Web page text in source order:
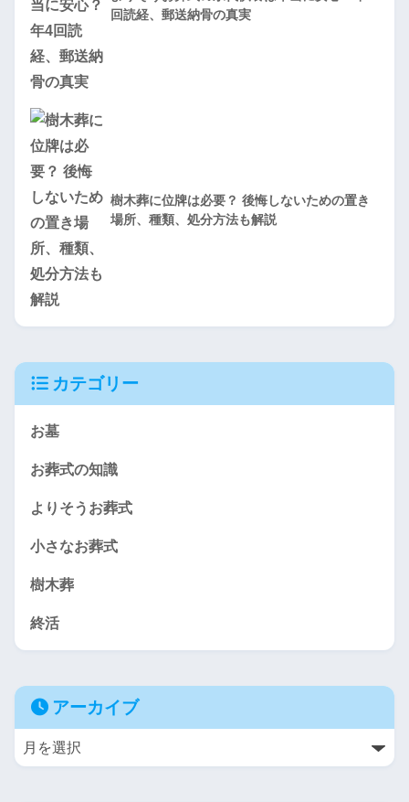
回読経、郵送納骨の真実
樹木葬に位牌は必要？ 後悔しないための置き
場所、種類、処分方法も解説
カテゴリー
お墓
お葬式の知識
よりそうお葬式
小さなお葬式
樹木葬
終活
アーカイブ